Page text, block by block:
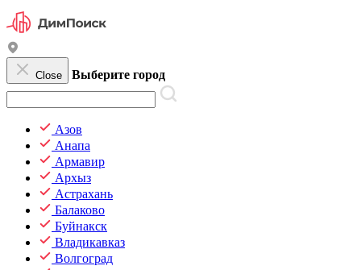
Close Выберите город
Азов
Анапа
Армавир
Архыз
Астрахань
Балаково
Буйнакск
Владикавказ
Волгоград